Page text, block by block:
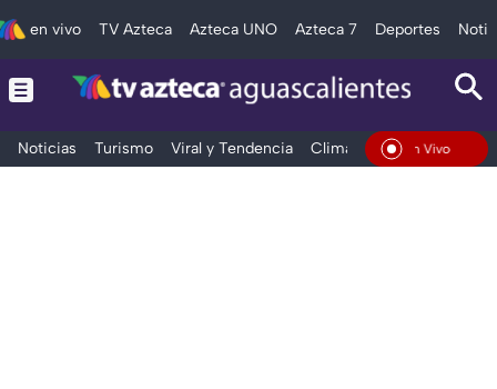
en vivo TV Azteca Azteca UNO Azteca 7 Deportes
Noticias Turismo Viral y Tendencia Clima Deportes
En Vivo